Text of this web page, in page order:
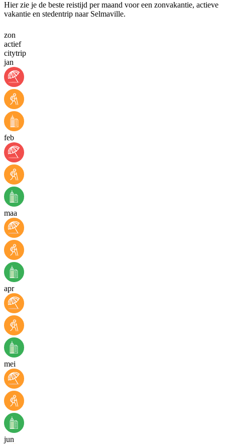
Hier zie je de beste reistijd per maand voor een zonvakantie, actieve
vakantie en stedentrip naar Selmaville.
zon
actief
citytrip
jan
feb
maa
apr
mei
jun